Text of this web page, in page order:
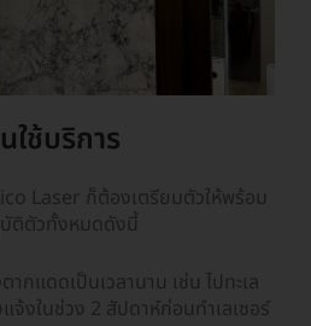
ใช้บริการ
Laser ก็ต้องเตรียมตัวให้พร้อม
ติตัวทั้งหมดดังนี้
กแดดเป็นเวลานาน เช่น ไปทะเล
จ้งในช่วง 2 สัปดาห์ก่อนทำเลเซอร์